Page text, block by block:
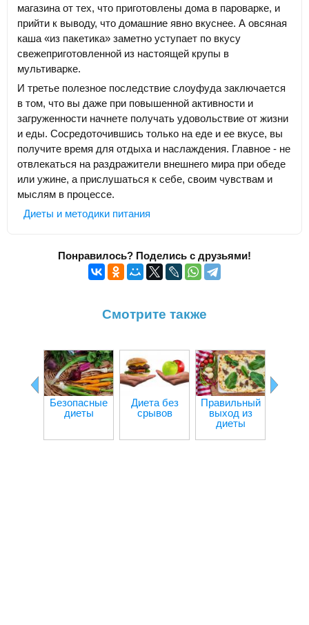
магазина от тех, что приготовлены дома в пароварке, и
прийти к выводу, что домашние явно вкуснее. А овсяная
каша «из пакетика» заметно уступает по вкусу
свежеприготовленной из настоящей крупы в
мультиварке.
И третье полезное последствие слоуфуда заключается
в том, что вы даже при повышенной активности и
загруженности начнете получать удовольствие от жизни
и еды. Сосредоточившись только на еде и ее вкусе, вы
получите время для отдыха и наслаждения. Главное - не
отвлекаться на раздражители внешнего мира при обеде
или ужине, а прислушаться к себе, своим чувствам и
мыслям в процессе.
Диеты и методики питания
Понравилось? Поделись с друзьями!
Смотрите также
Безопасные
диеты
Диета без
срывов
Правильный
выход из
диеты